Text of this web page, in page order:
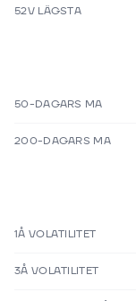
52V LÄGSTA
50-DAGARS MA
200-DAGARS MA
1Å VOLATILITET
3Å VOLATILITET